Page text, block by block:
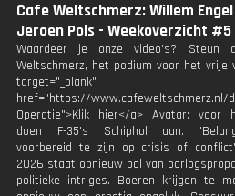
Cafe Weltschmerz: Willem
Jeroen Pols - Weekoverzicht #5
Waardeer je onze video's? Steun
Weltschmerz, het podium voor het vrije
target="_blank"
href="https://www.cafeweltschmerz.nl/
Operatie">Klik hier</a> Avatar: voor
doen F-35's Schiphol aan.
voorbereid te zijn op crisis of
2026 staat opnieuw bol van
politieke intriges. Boeren krijgen te